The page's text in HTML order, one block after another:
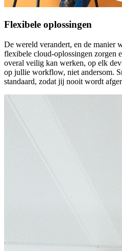
Flexibele oplossingen
De wereld verandert, en de manier
flexibele cloud-oplossingen zorgen
overal veilig kan werken, op elk
op jullie workflow, niet andersom.
standaard, zodat jij nooit wordt